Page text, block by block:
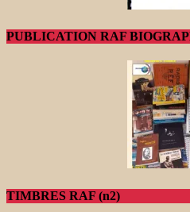
PUBLICATION RAF
TIMBRES RAF (n2)